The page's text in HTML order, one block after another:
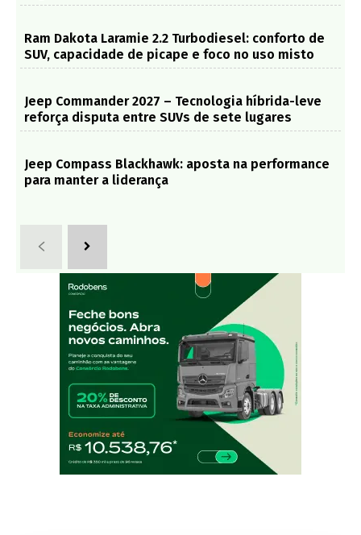
Ram Dakota Laramie 2.2 Turbodiesel: conforto de
SUV, capacidade de picape e foco no uso misto
Jeep Commander 2027 – Tecnologia híbrida-leve
reforça disputa entre SUVs de sete lugares
Jeep Compass Blackhawk: aposta na performance
para manter a liderança